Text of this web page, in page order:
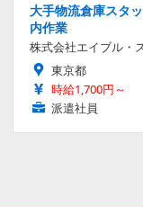
大手物流倉庫スタ
内作業
株式会社エイブル・
東京都
時給1,700円～
派遣社員